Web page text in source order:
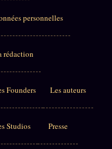
personnelles
rédaction
Founders Les auteurs
Studios Presse